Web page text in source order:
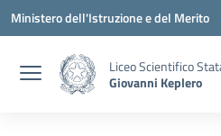
Vai ai contenuti
Vai al menu di navigazione
Vai al footer
Ministero dell'Istruzione e del Merito
Liceo Scientifico
Giovanni Keplero